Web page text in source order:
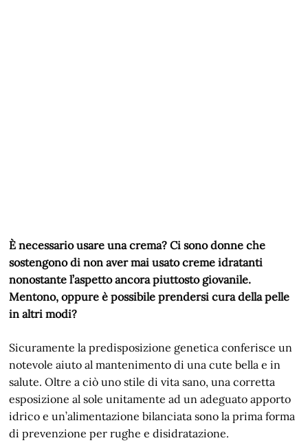
È necessario usare una crema? Ci sono donne che
sostengono di non aver mai usato creme idratanti
nonostante l’aspetto ancora piuttosto giovanile.
Mentono, oppure è possibile prendersi cura della pelle
in altri modi?
Sicuramente la predisposizione genetica conferisce un
notevole aiuto al mantenimento di una cute bella e in
salute. Oltre a ciò uno stile di vita sano, una corretta
esposizione al sole unitamente ad un adeguato apporto
idrico e un’alimentazione bilanciata sono la prima forma
di prevenzione per rughe e disidratazione.